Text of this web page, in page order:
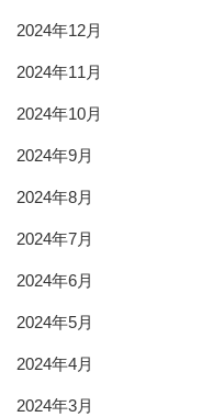
2024年12月
2024年11月
2024年10月
2024年9月
2024年8月
2024年7月
2024年6月
2024年5月
2024年4月
2024年3月